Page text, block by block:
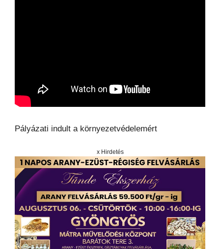
Pályázati indult a környezetvédelemért
x Hirdetés